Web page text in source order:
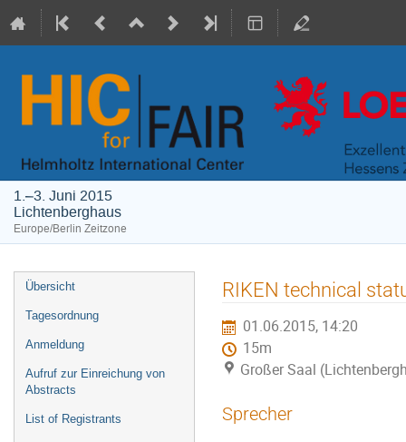
1.–3. Juni 2015
Lichtenberghaus
Europe/Berlin Zeitzone
Veranstaltungsmenü
Übersicht
Tagesordnung
Anmeldung
Aufruf zur Einreichung von
Abstracts
List of Registrants
RIKEN technical
01.06.2015, 14:20
15m
Großer Saal
Sprecher